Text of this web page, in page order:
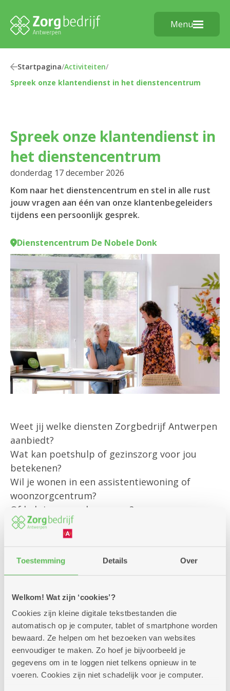
Toestemming Details Over
Welkom! Wat zijn ‘cookies’?
Cookies zijn kleine digitale tekstbestanden die
automatisch op je computer, tablet of smartphone worden
bewaard. Ze helpen om het bezoeken van websites
eenvoudiger te maken. Zo hoef je bijvoorbeeld je
gegevens om in te loggen niet telkens opnieuw in te
voeren. Cookies zijn niet schadelijk voor je computer.
Menu
Startpagina/Activiteiten/
Spreek onze klantendienst in het dienstencentrum
Spreek onze klantendienst in
het dienstencentrum
donderdag 17 december 2026
Kom naar het dienstencentrum en stel in alle rust
jouw vragen aan één van onze klantenbegeleiders
tijdens een persoonlijk gesprek.
Dienstencentrum De Nobele Donk
Weet jij welke diensten Zorgbedrijf Antwerpen
aanbiedt?
Wat kan poetshulp of gezinszorg voor jou
betekenen?
Wil je wonen in een assistentiewoning of
woonzorgcentrum?
Of heb je een andere vraag?
Onze klantenbegeleider is er om jou
persoonlijk te helpen met al jouw vragen rond
bestaande diensten
en om je te informeren over alle
mogelijkheden die we aanbieden.
Kom gerust langs – we helpen je graag verder!
Zitdagen klantendienst